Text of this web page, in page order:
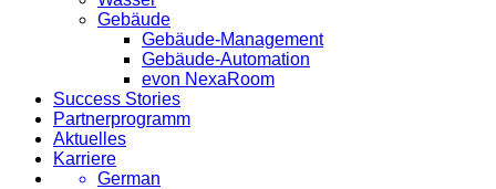
Gebäude
Gebäude-Management
Gebäude-Automation
evon NexaRoom
Success Stories
Partnerprogramm
Aktuelles
Karriere
German